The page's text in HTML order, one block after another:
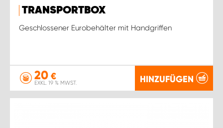
TRANSPORTBOX
Geschlossener Eurobehälter mit Handgriffen
20 €
EXKL. 19 % MWST. HINZUFÜGEN